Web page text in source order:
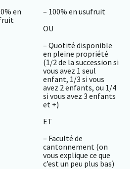
en
– 100% en usufruit
OU
– Quotité disponible
en pleine propriété
(1/2 de la succession si
vous avez 1 seul
enfant, 1/3 si vous
avez 2 enfants, ou 1/4
si vous avez 3 enfants
et +)
ET
– Faculté de
cantonnement (on
vous explique ce que
c’est un peu plus bas)